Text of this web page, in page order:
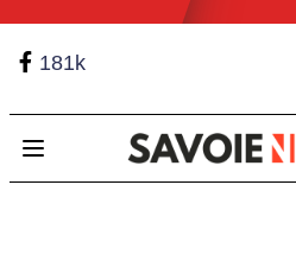
181k
Open main menu